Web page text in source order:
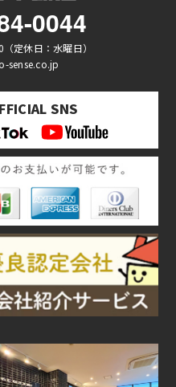
0044
定休日：水曜日）
sense.co.jp
SNS